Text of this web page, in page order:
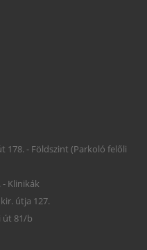
178. - Földszint (Parkoló felőli
- Klinikák
útja 127.
út 81/b